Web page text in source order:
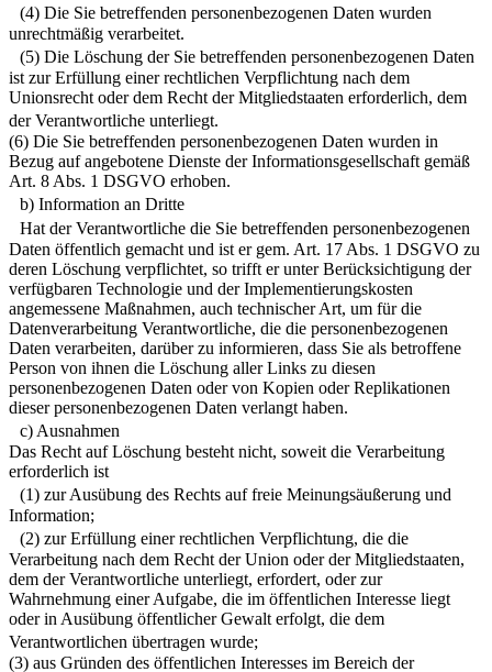
(4) Die Sie betreffenden personenbezogenen Daten wurden
unrechtmäßig verarbeitet.
(5) Die Löschung der Sie betreffenden personenbezogenen Daten
ist zur Erfüllung einer rechtlichen Verpflichtung nach dem
Unionsrecht oder dem Recht der Mitgliedstaaten erforderlich, dem
der Verantwortliche unterliegt.
(6) Die Sie betreffenden personenbezogenen Daten wurden in
Bezug auf angebotene Dienste der Informationsgesellschaft gemäß
Art. 8 Abs. 1 DSGVO erhoben.
b) Information an Dritte
Hat der Verantwortliche die Sie betreffenden personenbezogenen
Daten öffentlich gemacht und ist er gem. Art. 17 Abs. 1 DSGVO zu
deren Löschung verpflichtet, so trifft er unter Berücksichtigung der
verfügbaren Technologie und der Implementierungskosten
angemessene Maßnahmen, auch technischer Art, um für die
Datenverarbeitung Verantwortliche, die die personenbezogenen
Daten verarbeiten, darüber zu informieren, dass Sie als betroffene
Person von ihnen die Löschung aller Links zu diesen
personenbezogenen Daten oder von Kopien oder Replikationen
dieser personenbezogenen Daten verlangt haben.
c) Ausnahmen
Das Recht auf Löschung besteht nicht, soweit die Verarbeitung
erforderlich ist
(1) zur Ausübung des Rechts auf freie Meinungsäußerung und
Information;
(2) zur Erfüllung einer rechtlichen Verpflichtung, die die
Verarbeitung nach dem Recht der Union oder der Mitgliedstaaten,
dem der Verantwortliche unterliegt, erfordert, oder zur
Wahrnehmung einer Aufgabe, die im öffentlichen Interesse liegt
oder in Ausübung öffentlicher Gewalt erfolgt, die dem
Verantwortlichen übertragen wurde;
(3) aus Gründen des öffentlichen Interesses im Bereich der